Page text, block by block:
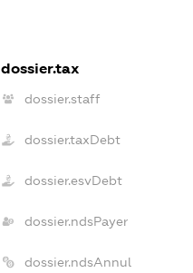
dossier.tax
dossier.staff
dossier.taxDebt
dossier.esvDebt
dossier.ndsPayer
dossier.ndsAnnul